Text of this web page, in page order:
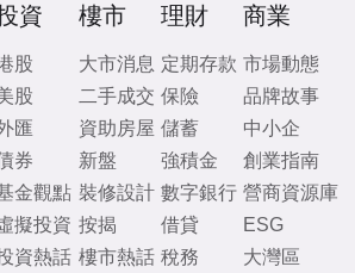
資
股
股
匯
券
金觀點
擬投資
資熱話
樓市
大市消息
二手成交
資助房屋
新盤
裝修設計
按揭
樓市熱話
理財
定期存款
保險
儲蓄
強積金
數字銀行
借貸
稅務
商業
市場動態
品牌故事
中小企
創業指南
營商資源庫
ESG
大灣區